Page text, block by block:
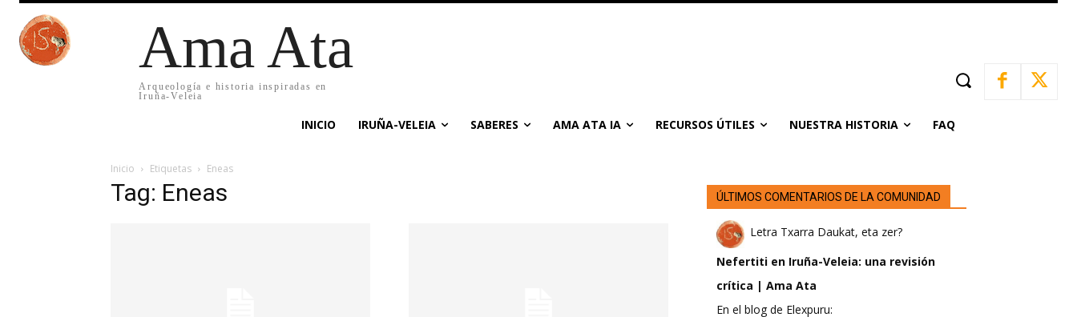
Ama Ata
Arqueología e historia inspiradas en
Iruña-Veleia
INICIO IRUÑA-VELEIA SABERES AMA ATA IA RECURSOS ÚTILES NUESTRA HISTORIA FAQ
Inicio Etiquetas Eneas
Tag: Eneas ÚLTIMOS COMENTARIOS DE LA COMUNIDAD
Letra Txarra Daukat, eta zer?
Nefertiti en Iruña-Veleia: una revisión
crítica | Ama Ata
En el blog de Elexpuru: